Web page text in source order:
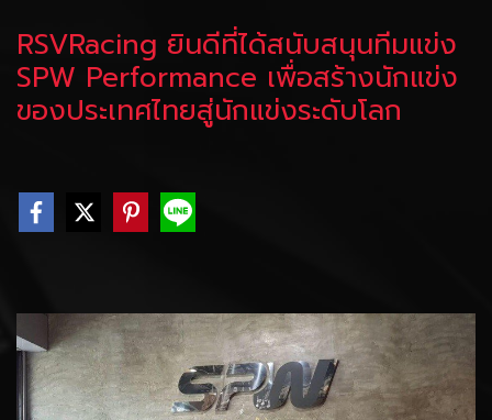
RSVRacing ยินดีที่ได้สนับสนุนทีมแข่ง
SPW Performance เพื่อสร้างนักแข่ง
ของประเทศไทยสู่นักแข่งระดับโลก